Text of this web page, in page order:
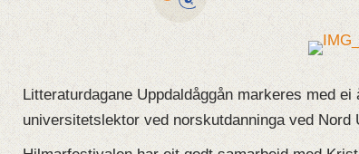
Litteraturdagane Uppdaldåggån markeres med
universitetslektor ved norskutdanninga ved Nord